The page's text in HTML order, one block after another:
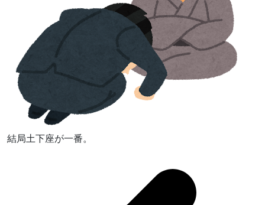
結局土下座が一番。